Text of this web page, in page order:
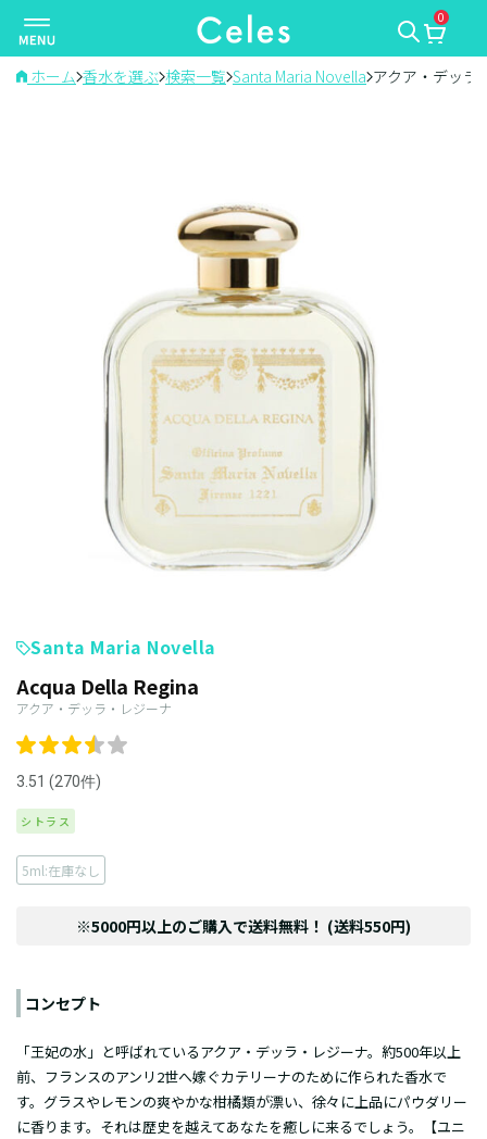
ナ
ビ
ゲ
0
ホーム 香水を選ぶ 検索一覧 Santa Maria Novella アクア・デッラ
Santa Maria Novella
Acqua Della Regina
アクア・デッラ・レジーナ
3.51 (270件)
シトラス
5ml:在庫なし
※5000円以上のご購入で送料無料！ (送料550円)
コンセプト
「王妃の水」と呼ばれているアクア・デッラ・レジーナ。約500年以上
前、フランスのアンリ2世へ嫁ぐカテリーナのために作られた香水で
す。グラスやレモンの爽やかな柑橘類が漂い、徐々に上品にパウダリー
に香ります。それは歴史を越えてあなたを癒しに来るでしょう。【ユニ